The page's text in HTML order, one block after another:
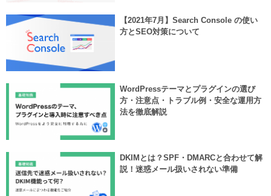
【2021年7月】Search Console の使い
方とSEO対策について
WordPressテーマとプラグインの選び
方・注意点・トラブル例・安全な運用方
法を徹底解説
DKIMとは？SPF・DMARCと合わせて解
説！迷惑メール扱いされない準備